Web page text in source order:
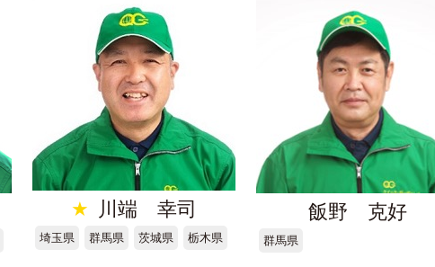
★ 川端 幸司
埼玉県 群馬県 茨城県 栃木県
飯野 克好
群馬県